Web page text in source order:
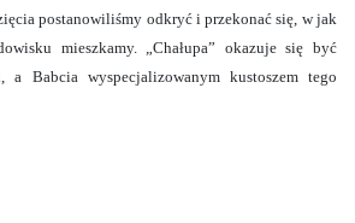
postanowiliśmy odkryć i przekonać się, w jak
mieszkamy. „Chałupa” okazuje się być
a Babcia wyspecjalizowanym kustoszem tego